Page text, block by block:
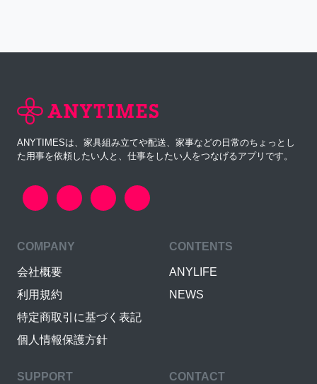
ANYTIMESは、家具組み立てや配送、家事などの日常のちょっとし
た用事を依頼したい人と、仕事をしたい人をつなげるアプリです。
COMPANY
会社概要
利用規約
特定商取引に基づく表記
個人情報保護方針
CONTENTS
ANYLIFE
NEWS
SUPPORT CONTACT